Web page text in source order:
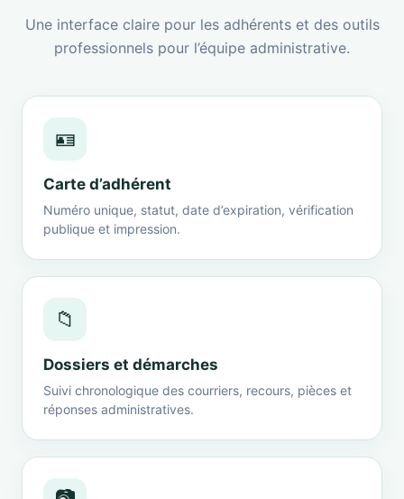
Une interface claire pour les adhérents et des outils
professionnels pour l’équipe administrative.
🪪
Carte d’adhérent
Numéro unique, statut, date d’expiration, vérification
publique et impression.
📁
Dossiers et démarches
Suivi chronologique des courriers, recours, pièces et
réponses administratives.